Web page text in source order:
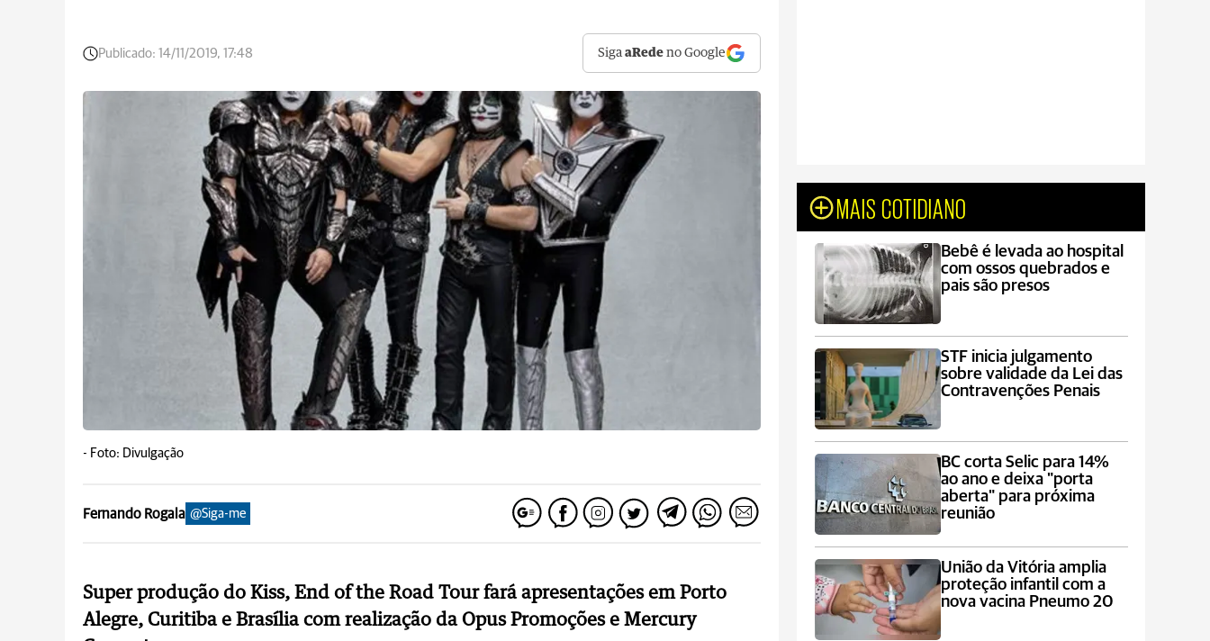
Publicado: 14/11/2019, 17:48 SigaaRede no Google
- Foto: Divulgação
Fernando Rogala @Siga-me
Super produção do Kiss, End of the Road Tour fará apresentações em Porto
Alegre, Curitiba e Brasília com realização da Opus Promoções e Mercury
MAIS COTIDIANO
Bebê é levada ao hospital
com ossos quebrados e
pais são presos
STF inicia julgamento
sobre validade da Lei das
Contravenções Penais
BC corta Selic para 14%
ao ano e deixa "porta
aberta" para próxima
reunião
União da Vitória amplia
proteção infantil com a
nova vacina Pneumo 20